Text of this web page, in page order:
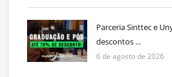
Parceria Sinttec e
descontos ...
6 de agosto de 2026